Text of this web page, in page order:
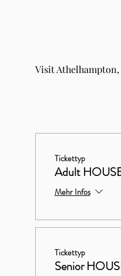
Visit
Tickettyp
Adult
Mehr Infos
Tickettyp
Senior